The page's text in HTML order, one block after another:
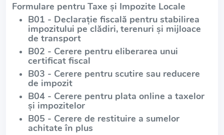
Formulare pentru Taxe și Impozite Locale
B01 - Declarație fiscală pentru stabilirea
impozitului pe clădiri, terenuri și mijloace
de transport
B02 - Cerere pentru eliberarea unui
certificat fiscal
B03 - Cerere pentru scutire sau reducere
de impozit
B04 - Cerere pentru plata online a taxelor
și impozitelor
B05 - Cerere de restituire a sumelor
achitate în plus